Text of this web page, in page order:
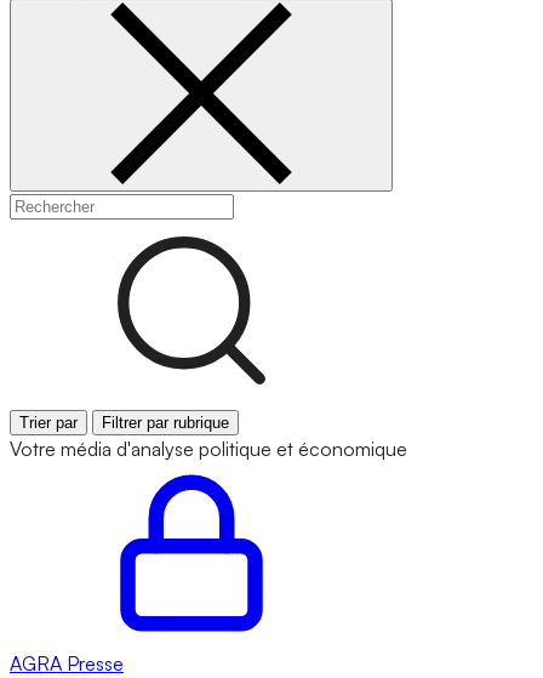
Trier par Filtrer par rubrique
Votre média d'analyse politique et économique
AGRA Presse